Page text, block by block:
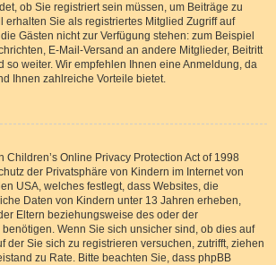
ob Sie registriert sein müssen, um Beiträge zu
erhalten Sie als registriertes Mitglied Zugriff auf
Gästen nicht zur Verfügung stehen: zum Beispiel
E-Mail-Versand an andere Mitglieder, Beitritt
so weiter. Wir empfehlen Ihnen eine Anmeldung, da
Ihnen zahlreiche Vorteile bietet.
Children’s Online Privacy Protection Act of 1998
der Privatsphäre von Kindern im Internet von
USA, welches festlegt, dass Websites, die
Daten von Kindern unter 13 Jahren erheben,
Eltern beziehungsweise des oder der
Wenn Sie sich unsicher sind, ob dies auf
der Sie sich zu registrieren versuchen, zutrifft, ziehen
zu Rate. Bitte beachten Sie, dass phpBB